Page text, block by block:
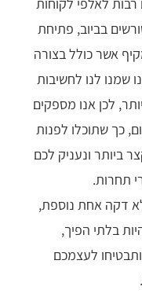
בביוב, פתיחת
אשר כולל בצורה
שמנו לנו לחשיבות
לכן אנו מספקים
כך שתוכלו לפנות
ביותר ונעניק לכם
תחרות.
דקה אחת נוספת,
בלתי הפיך,
לעצמכם